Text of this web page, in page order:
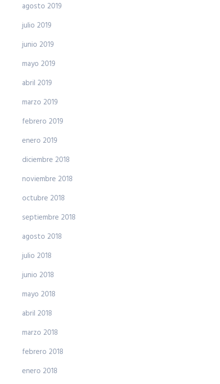
agosto 2019
julio 2019
junio 2019
mayo 2019
abril 2019
marzo 2019
febrero 2019
enero 2019
diciembre 2018
noviembre 2018
octubre 2018
septiembre 2018
agosto 2018
julio 2018
junio 2018
mayo 2018
abril 2018
marzo 2018
febrero 2018
enero 2018